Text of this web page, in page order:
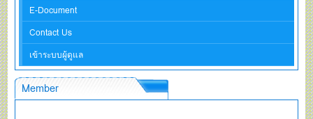
E-Document
Contact Us
เข้าระบบผู้ดูแล
Member